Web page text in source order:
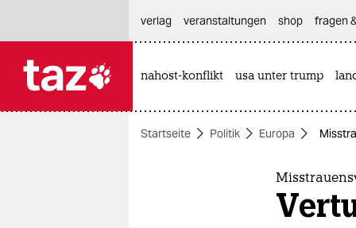
themen
verlag
veranstaltungen shop fragen
nahost-konflikt usa unter trump
Startseite Politik Europa